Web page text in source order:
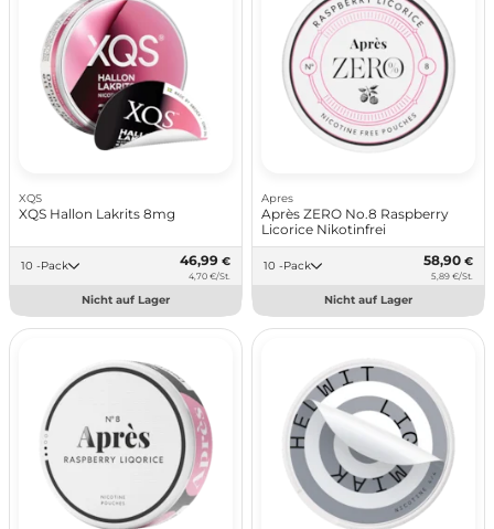
XQS
XQS Hallon Lakrits 8mg
10 -Pack 46,99 €
4,70 €/St.
Nicht auf Lager
Apres
Après ZERO No.8 Raspberry
Licorice Nikotinfrei
10 -Pack 58,90 €
5,89 €/St.
Nicht auf Lager